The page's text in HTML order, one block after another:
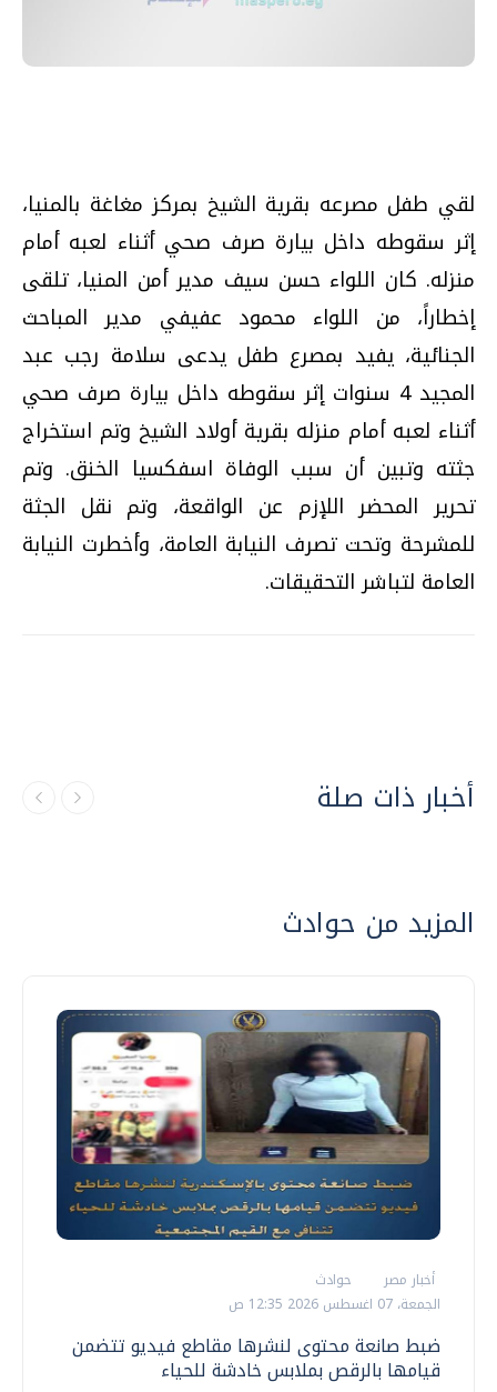
لقي طفل مصرعه بقرية الشيخ بمركز مغاغة بالمنيا،
إثر سقوطه داخل بيارة صرف صحي أثناء لعبه أمام
منزله. كان اللواء حسن سيف مدير أمن المنيا، تلقى
إخطاراً، من اللواء محمود عفيفي مدير المباحث
الجنائية، يفيد بمصرع طفل يدعى سلامة رجب عبد
المجيد 4 سنوات إثر سقوطه داخل بيارة صرف صحي
أثناء لعبه أمام منزله بقرية أولاد الشيخ وتم استخراج
جثته وتبين أن سبب الوفاة اسفكسيا الخنق. وتم
تحرير المحضر اللإزم عن الواقعة، وتم نقل الجثة
للمشرحة وتحت تصرف النيابة العامة، وأخطرت النيابة
العامة لتباشر التحقيقات.
أخبار ذات صلة
المزيد من حوادث
أخبار مصر
حوادث
الجمعة، 07 اغسطس 2026 12:35 ص
ضبط صانعة محتوى لنشرها مقاطع فيديو تتضمن
قيامها بالرقص بملابس خادشة للحياء